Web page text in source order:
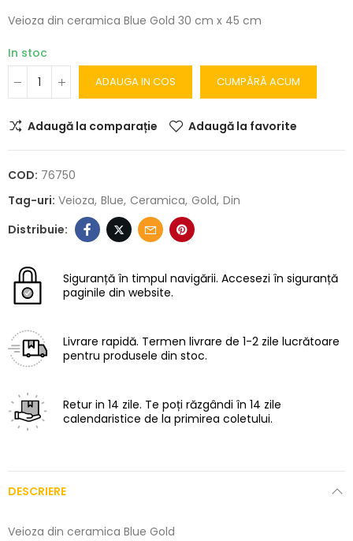
Veioza din ceramica Blue Gold 30 cm x 45 cm
In stoc
ADAUGA IN COS CUMPĂRĂ ACUM
Adaugă la comparație Adaugă la favorite
COD: 76750
Tag-uri: Veioza Blue Ceramica Gold Din
Siguranță în timpul navigării. Accesezi în siguranță
paginile din website.
Livrare rapidă. Termen livrare de 1-2 zile lucrătoare
pentru produsele din stoc.
Retur in 14 zile. Te poți răzgândi în 14 zile
calendaristice de la primirea coletului.
DESCRIERE
Veioza din ceramica Blue Gold